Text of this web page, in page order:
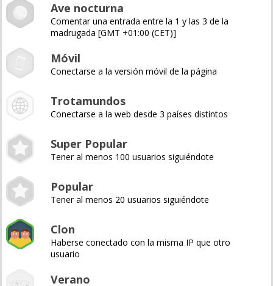
Ave nocturna
Comentar una entrada entre la 1 y las 3 de la
madrugada [GMT +01:00 (CET)]
Móvil
Conectarse a la versión móvil de la página
Trotamundos
Conectarse a la web desde 3 países distintos
Super Popular
Tener al menos 100 usuarios siguiéndote
Popular
Tener al menos 20 usuarios siguiéndote
Clon
Haberse conectado con la misma IP que otro
usuario
Verano